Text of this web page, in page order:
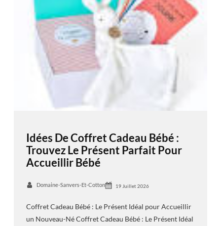
Idées De Coffret Cadeau Bébé :
Trouvez Le Présent Parfait Pour
Accueillir Bébé
Domaine-Sanvers-Et-Cotton 19 Juillet 2026
Coffret Cadeau Bébé : Le Présent Idéal pour Accueillir
un Nouveau-Né Coffret Cadeau Bébé : Le Présent Idéal